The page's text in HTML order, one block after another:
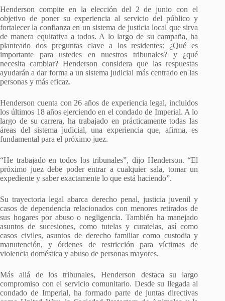
Henderson compite en la elección del 2 de junio con el
objetivo de poner su experiencia al servicio del público y
fortalecer la confianza en un sistema de justicia local que sirva
de manera equitativa a todos. A lo largo de su campaña, ha
planteado dos preguntas clave a los residentes: ¿Qué es
importante para ustedes en nuestros tribunales? y ¿qué
necesita cambiar? Henderson considera que las respuestas
ayudarán a dar forma a un sistema judicial más centrado en las
personas y más eficaz.
Henderson cuenta con 26 años de experiencia legal, incluidos
los últimos 18 años ejerciendo en el condado de Imperial. A lo
largo de su carrera, ha trabajado en prácticamente todas las
áreas del sistema judicial, una experiencia que, afirma, es
fundamental para el próximo juez.
“He trabajado en todos los tribunales”, dijo Henderson. “El
próximo juez debe poder entrar a cualquier sala, tomar un
expediente y saber exactamente lo que está haciendo”.
Su trayectoria legal abarca derecho penal, justicia juvenil y
casos de dependencia relacionados con menores retirados de
sus hogares por abuso o negligencia. También ha manejado
asuntos de sucesiones, como tutelas y curatelas, así como
casos civiles, asuntos de derecho familiar como custodia y
manutención, y órdenes de restricción para víctimas de
violencia doméstica y abuso de personas mayores.
Más allá de los tribunales, Henderson destaca su largo
compromiso con el servicio comunitario. Desde su llegada al
condado de Imperial, ha formado parte de juntas directivas